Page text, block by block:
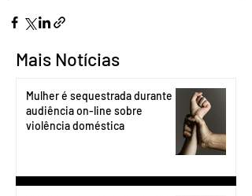
Mais Notícias
Mulher é sequestrada durante
audiência on-line sobre
violência doméstica